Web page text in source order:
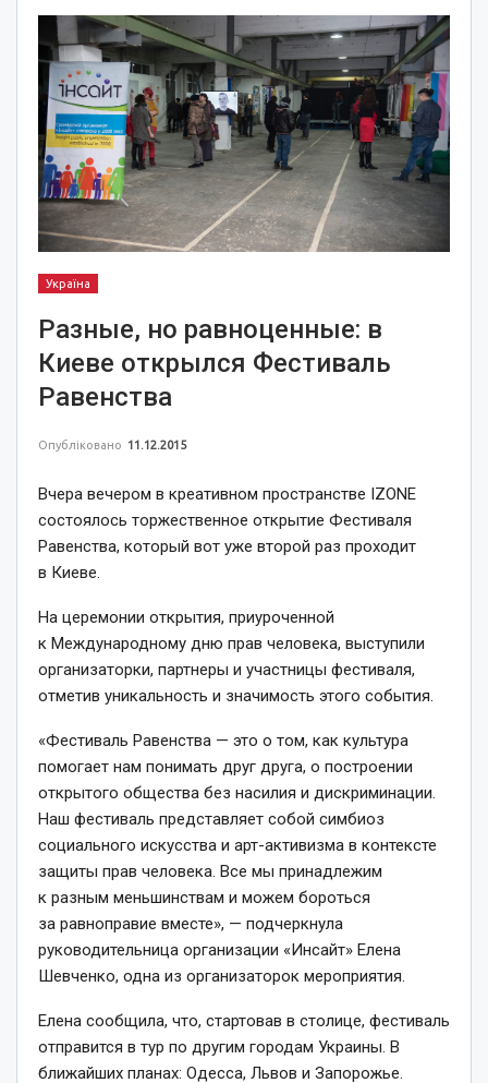
Україна
Разные, но равноценные: в
Киеве открылся Фестиваль
Равенства
Опубліковано 11.12.2015
Вчера вечером в креативном пространстве IZONE
состоялось торжественное открытие Фестиваля
Равенства, который вот уже второй раз проходит
в Киеве.
На церемонии открытия, приуроченной
к Международному дню прав человека, выступили
организаторки, партнеры и участницы фестиваля,
отметив уникальность и значимость этого события.
«Фестиваль Равенства — это о том, как культура
помогает нам понимать друг друга, о построении
открытого общества без насилия и дискриминации.
Наш фестиваль представляет собой симбиоз
социального искусства и арт-активизма в контексте
защиты прав человека. Все мы принадлежим
к разным меньшинствам и можем бороться
за равноправие вместе», — подчеркнула
руководительница организации «Инсайт» Елена
Шевченко, одна из организаторок мероприятия.
Елена сообщила, что, стартовав в столице, фестиваль
отправится в тур по другим городам Украины. В
ближайших планах: Одесса, Львов и Запорожье.